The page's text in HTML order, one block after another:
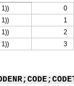
0
1
2
3